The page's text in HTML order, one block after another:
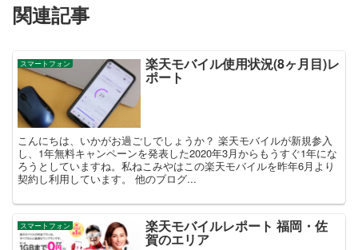
関連記事
スマートフォン 楽天モバイル使用状況(8ヶ月目)レ
ポート
こんにちは、いかがお過ごしでしょうか？ 楽天モバイルが新規参入
し、1年無料キャンペーンを発表した2020年3月からもうすぐ1年にな
ろうとしていますね。私ねこみやはこの楽天モバイルを昨年6月より
契約し利用しています。 他のブログ...
スマートフォン 楽天モバイルレポート 福岡・佐
賀のエリア